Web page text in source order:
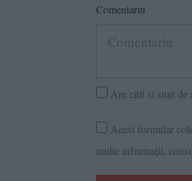
Comentariu
Am citit si sunt de
Acest formular
multe informaţii,